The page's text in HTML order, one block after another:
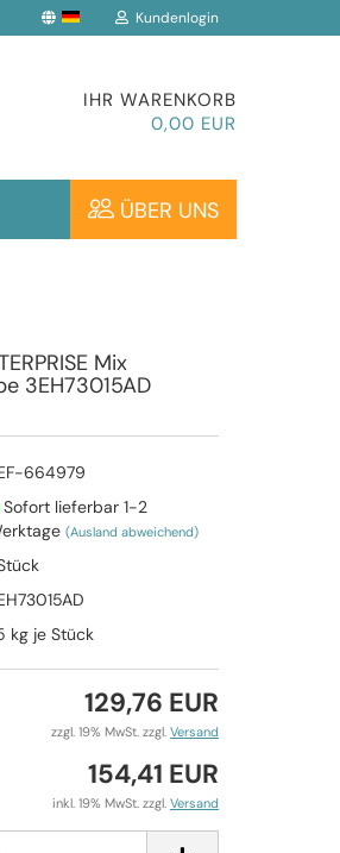
Kundenlogin
IHR WARENKORB
0,00 EUR
ÜBER UNS
Mix
3EH73015AD
664979
Sofort lieferbar 1-2
(Ausland abweichend)
kg je Stück
129,76 EUR
zzgl. 19% MwSt. zzgl. Versand
154,41 EUR
inkl. 19% MwSt. zzgl. Versand